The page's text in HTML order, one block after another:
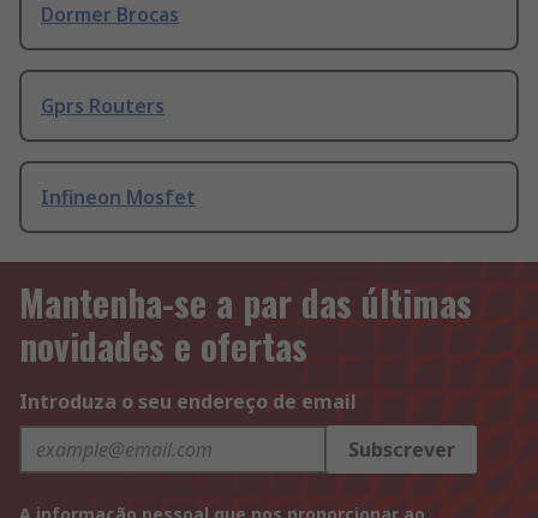
Dormer Brocas
Gprs Routers
Infineon Mosfet
Mantenha-se a par das últimas
novidades e ofertas
Introduza o seu endereço de email
Subscrever